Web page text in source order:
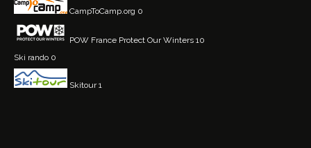
CampToCamp.org 0
POW France Protect Our Winters 10
Ski rando 0
Skitour1